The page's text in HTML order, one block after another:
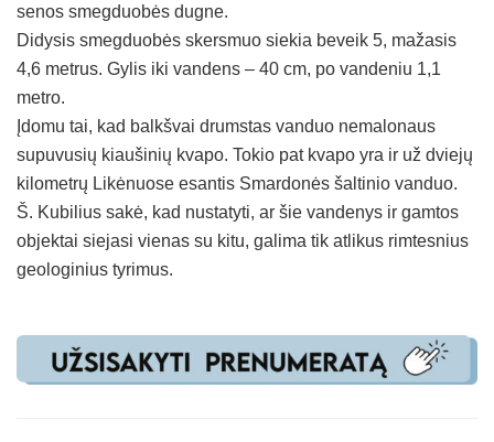
senos smegduobės dugne.
Didysis smegduobės skersmuo siekia beveik 5, mažasis
4,6 metrus. Gylis iki vandens – 40 cm, po vandeniu 1,1
metro.
Įdomu tai, kad balkšvai drumstas vanduo nemalonaus
supuvusių kiaušinių kvapo. Tokio pat kvapo yra ir už dviejų
kilometrų Likėnuose esantis Smardonės šaltinio vanduo.
Š. Kubilius sakė, kad nustatyti, ar šie vandenys ir gamtos
objektai siejasi vienas su kitu, galima tik atlikus rimtesnius
geologinius tyrimus.